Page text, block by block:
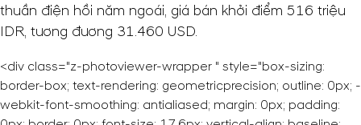
thuần điện hồi năm ngoái, giá bán khởi điểm 516 triệu
IDR, tương đương 31.460 USD.
<div class="z-photoviewer-wrapper " style="box-sizing:
border-box; text-rendering: geometricprecision; outline: 0px; -
webkit-font-smoothing: antialiased; margin: 0px; padding: